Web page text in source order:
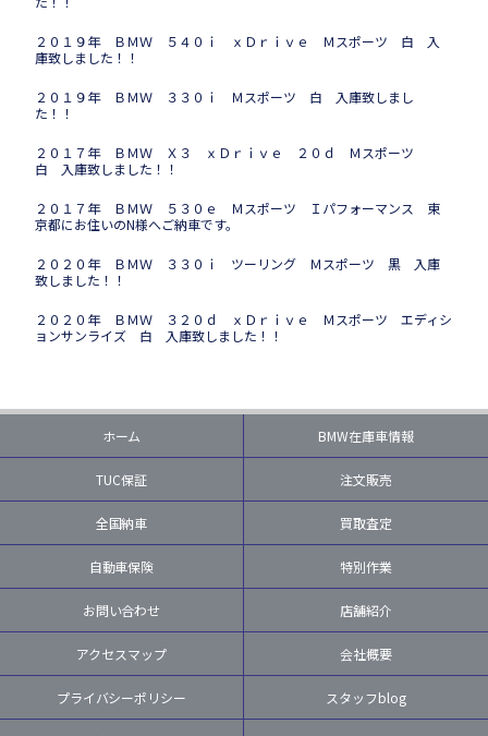
２０１９年 ＢＭＷ ５４０ｉ ｘＤｒｉｖｅ Ｍスポーツ 白 入
庫致しました！！
２０１９年 ＢＭＷ ３３０ｉ Ｍスポーツ 白 入庫致しまし
た！！
２０１７年 ＢＭＷ Ｘ３ ｘＤｒｉｖｅ ２０ｄ Ｍスポーツ
白 入庫致しました！！
２０１７年 ＢＭＷ ５３０ｅ Ｍスポーツ Ｉパフォーマンス 東
京都にお住いのN様へご納車です。
２０２０年 ＢＭＷ ３３０ｉ ツーリング Ｍスポーツ 黒 入庫
致しました！！
２０２０年 ＢＭＷ ３２０ｄ ｘＤｒｉｖｅ Ｍスポーツ エディシ
ョンサンライズ 白 入庫致しました！！
ホーム BMW在庫車情報
TUC保証 注文販売
全国納車 買取査定
自動車保険 特別作業
お問い合わせ 店舗紹介
アクセスマップ 会社概要
プライバシーポリシー スタッフblog